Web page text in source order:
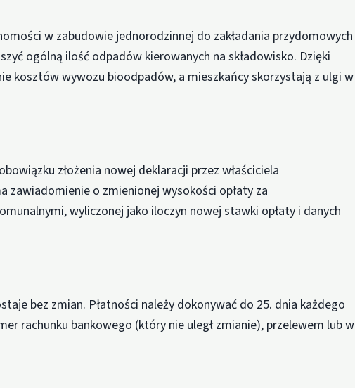
w zabudowie jednorodzinnej do zakładania przydomowych
ogólną ilość odpadów kierowanych na składowisko. Dzięki
kosztów wywozu bioodpadów, a mieszkańcy skorzystają z ulgi w
złożenia nowej deklaracji przez właściciela
zawiadomienie o zmienionej wysokości opłaty za
wyliczonej jako iloczyn nowej stawki opłaty i danych
bez zmian. Płatności należy dokonywać do 25. dnia każdego
rachunku bankowego (który nie uległ zmianie), przelewem lub w